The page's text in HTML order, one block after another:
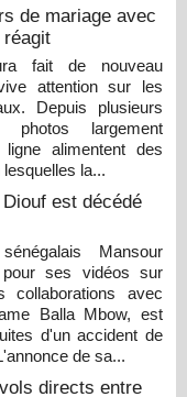
de mariage avec
réagit
fait de nouveau
attention sur les
Depuis plusieurs
photos largement
alimentent des
la...
est décédé
Mansour
ses vidéos sur
collaborations avec
Balla Mbow, est
d'un accident de
de sa...
directs entre